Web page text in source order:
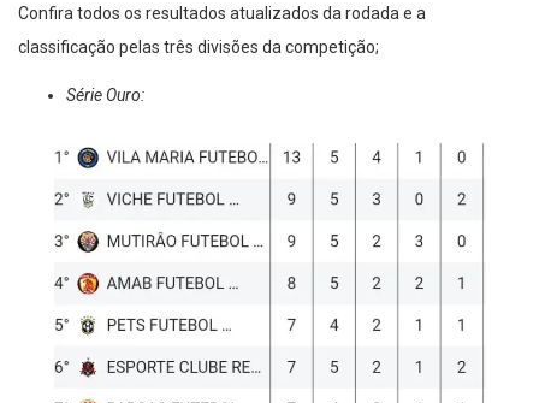
Confira todos os resultados atualizados da rodada e a
classificação pelas três divisões da competição;
Série Ouro: